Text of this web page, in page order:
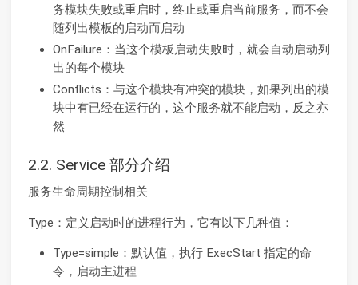
务模块失败或重启时，终止或重启当前服务，而不会
随列出模板的启动而启动
OnFailure：当这个模板启动失败时，就会自动启动列
出的每个模块
Conflicts：与这个模块有冲突的模块，如果列出的模
块中有已经在运行的，这个服务就不能启动，反之亦
然
2.2. Service 部分介绍
服务生命周期控制相关
Type：定义启动时的进程行为，它有以下几种值：
Type=simple：默认值，执行 ExecStart 指定的命
令，启动主进程